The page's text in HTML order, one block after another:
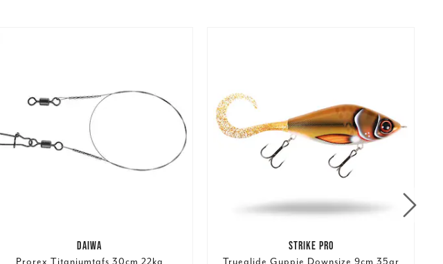
DAIWA STRIKE PRO